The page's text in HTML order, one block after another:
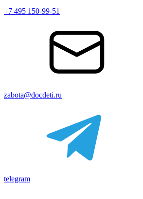
+7 495 150-99-51
zabota@docdeti.ru
telegram